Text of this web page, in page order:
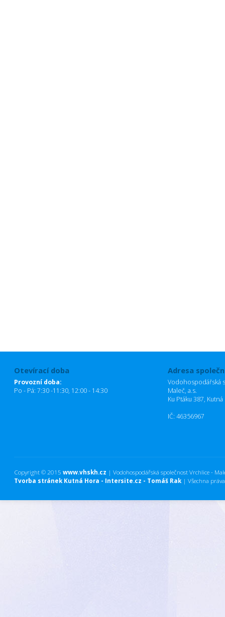
Otevírací doba
Provozní doba:
Po - Pá: 7:30 -11:30, 12:00 - 14:30
Adresa
Vodohospodářská
Maleč, a.s.
Ku Ptáku 387,
IČ: 46356967
Copyright © 2015 www.vhskh.cz | Vodohospodářská společnost Vrchlice -
Tvorba stránek Kutná Hora - Intersite.cz - Tomáš Rak | Všechna